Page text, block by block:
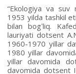
“Ekologiya va suv
1953 yilda tashkil
bilan bogʻliq.
lauriyati dotsent
1960-1970 yillar
1980 yillar
yillar davomida
davomida dotsent